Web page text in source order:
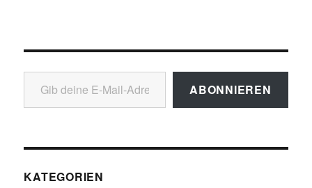
Gib deine E-Mail-Adresse ein ...
ABONNIEREN
KATEGORIEN